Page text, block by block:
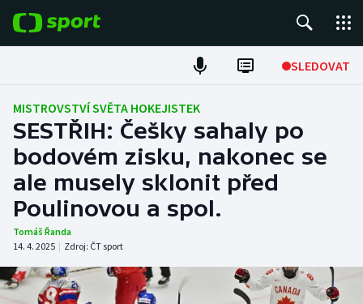
SLEDOVAT
Fotbal
Hokej
Tenis
Atletika
DALŠÍ SPORTY
MISTROVSTVÍ SVĚTA HOKEJISTEK
SESTŘIH: Češky sahaly po
bodovém zisku, nakonec se
ale musely sklonit před
Poulinovou a spol.
Tomáš Řanda
14. 4. 2025 | Zdroj: ČT sport